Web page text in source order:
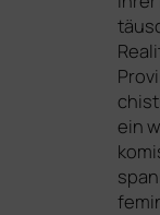
ein